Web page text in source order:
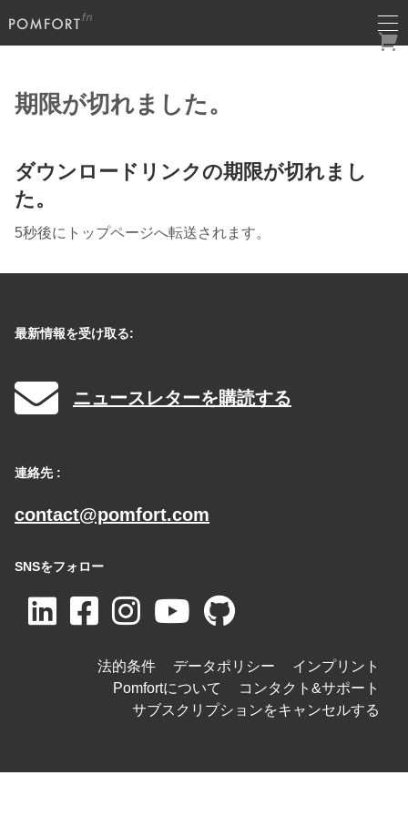
期限が切れました。
ダウンロードリンクの期限が切れまし
た。
5秒後にトップページへ転送されます。
最新情報を受け取る:
ニュースレターを購読する
連絡先 :
contact@pomfort.com
SNSをフォロー
法的条件 データポリシー
インプリント
Pomfortについて
コンタクト&サポート
サブスクリプションをキャンセルする